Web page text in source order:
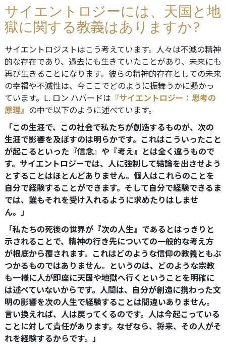
サイエントロジーには、天国と地
獄に関する教義はありますか?
サイエントロジストはこう考えています。人々は不滅の精神
的な存在であり、過去にも生きていたことがあり、未来にも
再び生きることになります。彼らの精神的存在としての未来
の幸福や不滅性は、今ここでどのように振舞うかに懸かっ
ています。L. ロン ハバードは 『サイエントロジー：思考の
原理』 の中で以下のように述べています。
「この生涯で、この社会で私たちが創造するものが、次の
生涯で影響を及ぼすのは明らかです。これはこういったこと
が起こるといった『信念』や『考え』とは全く違うもので
す。サイエントロジーでは、人に強制して結論を出させよう
とすることはほとんどありません。個人はこれらのことを
自分で経験することができます。そして自分で経験できるま
では、誰もそれを受け入れるように求めたりはしませ
ん。」
「私たちの死後の世界が『次の人生』であるとはっきりと
示されることで、精神の行き先についての一般的な考え方
が根底から覆されます。これはどのような信仰の教義ともぶ
つかるものではありません。というのは、どのような宗教
も一様に人が即座に天国や地獄へ行くということを明確に
は述べていないからです。人間は、自分が創造に携わった文
明の影響を次の人生で経験することは間違いありません。
言い換えれば、人は戻ってくるのです。人は今起こっている
ことに対して責任があります。なぜなら、将来、その人がそ
れを経験するからです。」